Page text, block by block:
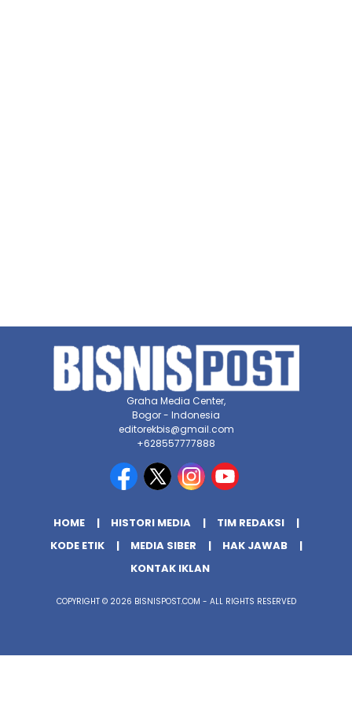
Graha Media Center,
Bogor - Indonesia
editorekbis@gmail.com
+628557777888
HOME HISTORI MEDIA
TIM REDAKSI
KODE ETIK
MEDIA SIBER
HAK JAWAB
KONTAK IKLAN
COPYRIGHT © 2026 BISNISPOST.COM - ALL RIGHTS RESERVED